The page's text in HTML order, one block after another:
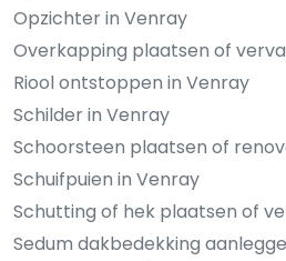
Opzichter in Venray
Overkapping plaatsen of
Riool ontstoppen in Venray
Schilder in Venray
Schoorsteen plaatsen of
Schuifpuien in Venray
Schutting of hek plaatsen of
Sedum dakbedekking